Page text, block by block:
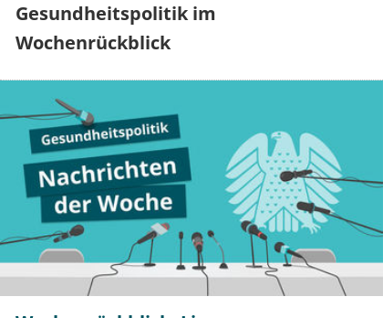
Gesundheitspolitik im
Wochenrückblick